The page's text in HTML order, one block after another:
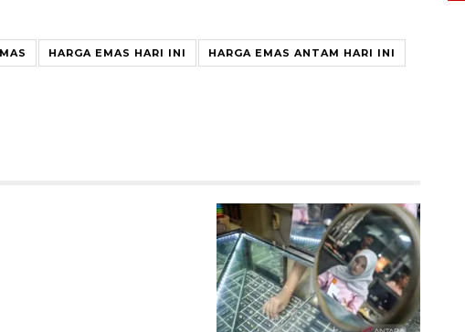
HARGA EMAS HARI INI HARGA EMAS ANTAM HARI INI